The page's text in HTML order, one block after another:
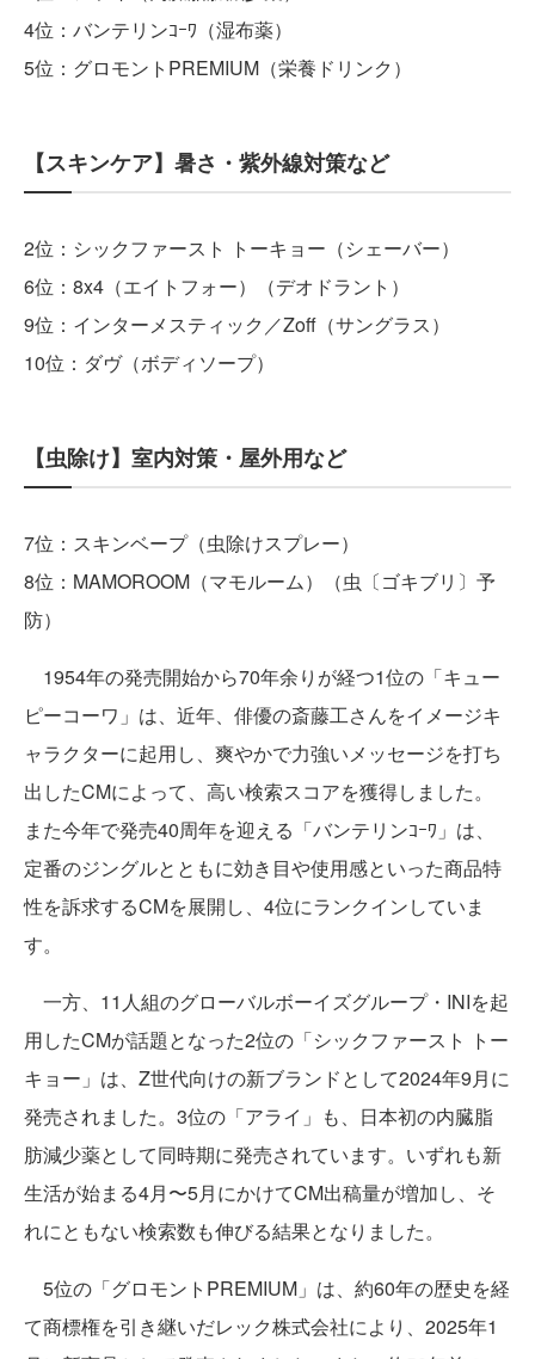
4位：バンテリンｺｰﾜ（湿布薬）
5位：グロモントPREMIUM（栄養ドリンク）
【スキンケア】暑さ・紫外線対策など
2位：シックファースト トーキョー（シェーバー）
6位：8x4（エイトフォー）（デオドラント）
9位：インターメスティック／Zoff（サングラス）
10位：ダヴ（ボディソープ）
【虫除け】室内対策・屋外用など
7位：スキンベープ（虫除けスプレー）
8位：MAMOROOM（マモルーム）（虫〔ゴキブリ〕予
防）
1954年の発売開始から70年余りが経つ1位の「キュー
ピーコーワ」は、近年、俳優の斎藤工さんをイメージキ
ャラクターに起用し、爽やかで力強いメッセージを打ち
出したCMによって、高い検索スコアを獲得しました。
また今年で発売40周年を迎える「バンテリンｺｰﾜ」は、
定番のジングルとともに効き目や使用感といった商品特
性を訴求するCMを展開し、4位にランクインしていま
す。
一方、11人組のグローバルボーイズグループ・INIを起
用したCMが話題となった2位の「シックファースト トー
キョー」は、Z世代向けの新ブランドとして2024年9月に
発売されました。3位の「アライ」も、日本初の内臓脂
肪減少薬として同時期に発売されています。いずれも新
生活が始まる4月〜5月にかけてCM出稿量が増加し、そ
れにともない検索数も伸びる結果となりました。
5位の「グロモントPREMIUM」は、約60年の歴史を経
て商標権を引き継いだレック株式会社により、2025年1